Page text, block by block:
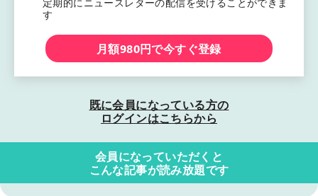
す
月額980円で今すぐ登録
既に会員になっている方の
ログインはこちらから
会員になっていただくと
こんな記事が読み放題です